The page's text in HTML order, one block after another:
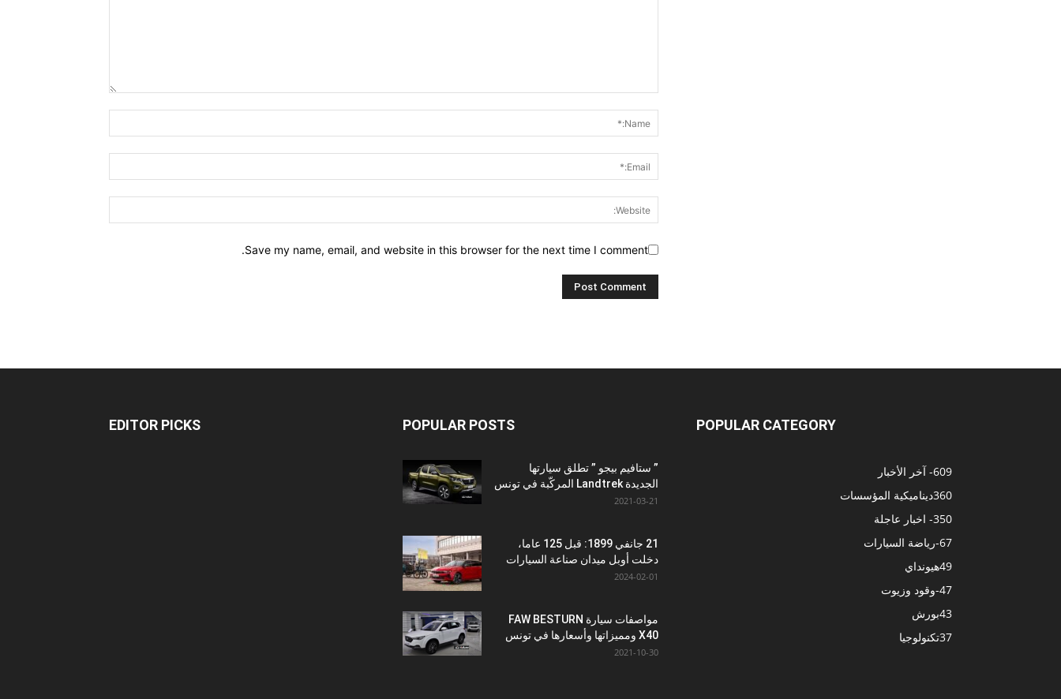
Save my name, email, and website in this browser for the next time I comment.
EDITOR PICKS POPULAR POSTS
” ستافيم بيجو ” تطلق سيارتها
الجديدة Landtrek المركّبة في تونس
2021-03-21
21 جانفي 1899: قبل 125 عاما،
دخلت أوبل ميدان صناعة السيارات
2024-02-01
مواصفات سيارة FAW BESTURN
X40 ومميزاتها وأسعارها في تونس
2021-10-30
POPULAR CATEGORY
- آخر الأخبار609
ديناميكية المؤسسات360
- اخبار عاجلة350
-رياضة السيارات67
هيونداي49
-وقود وزيوت47
بورش43
تكنولوجيا37